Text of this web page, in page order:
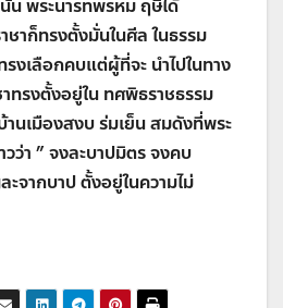
นั้น พระนารทพรหม ฤษีได้
ชาก็ทรงตั้งมั่นในศีล ในธรรม
งเลือกคบแต่ผู้ที่จะ นำไปในทาง
ทรงตั้งอยู่ใน ทศพิธราชธรรม
นเมืองสงบ ร่มเย็น สมดังที่พระ
ว่า ”จงละบาปมิตร จงคบ
จากบาป ตั้งอยู่ในความไม่